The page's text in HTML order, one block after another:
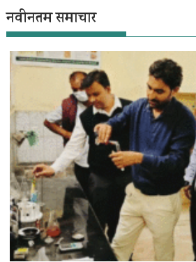
नवीनतम समाचार